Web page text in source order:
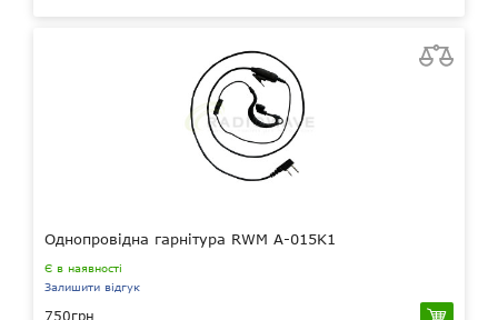
Однопровідна гарнітура RWM A-015K1
Є в наявності
Залишити відгук
750грн